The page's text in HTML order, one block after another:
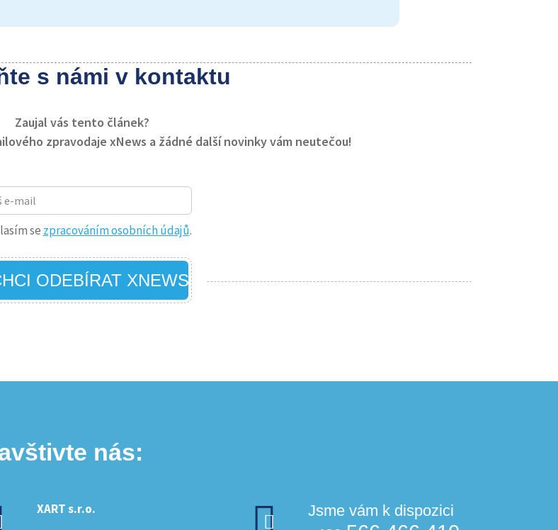
s námi v kontaktu
Zaujal vás tento článek?
zpravodaje xNews a žádné další novinky vám neutečou!
se zpracováním osobních údajů.
ODEBÍRAT XNEWS
nás:
XART s.r.o.
Jsme vám k dispozici